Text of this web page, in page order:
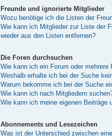
Freunde und ignorierte Mitglieder
Wozu benötige ich die Listen der
Wie kann ich Mitglieder zur Liste der
wieder aus den Listen entfernen?
Die Foren durchsuchen
Wie kann ich ein Forum oder mehrere
Weshalb erhalte ich bei der Suche
Warum bekomme ich bei der Suche
Wie kann ich nach Mitgliedern
Wie kann ich meine eigenen Beiträge
Abonnements und Lesezeichen
Was ist der Unterschied zwischen